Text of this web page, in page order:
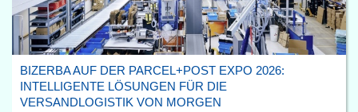
BIZERBA AUF DER PARCEL+POST EXPO 2026:
INTELLIGENTE LÖSUNGEN FÜR DIE
VERSANDLOGISTIK VON MORGEN